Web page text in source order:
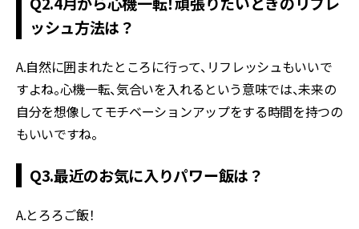
ッシュ方法は？
A.自然に囲まれたところに行って、リフレッシュもいいで
すよね。心機一転、気合いを入れるという意味では、未来の
自分を想像してモチベーションアップをする時間を持つの
もいいですね。
Q3.最近のお気に入りパワー飯は？
A.とろろご飯！